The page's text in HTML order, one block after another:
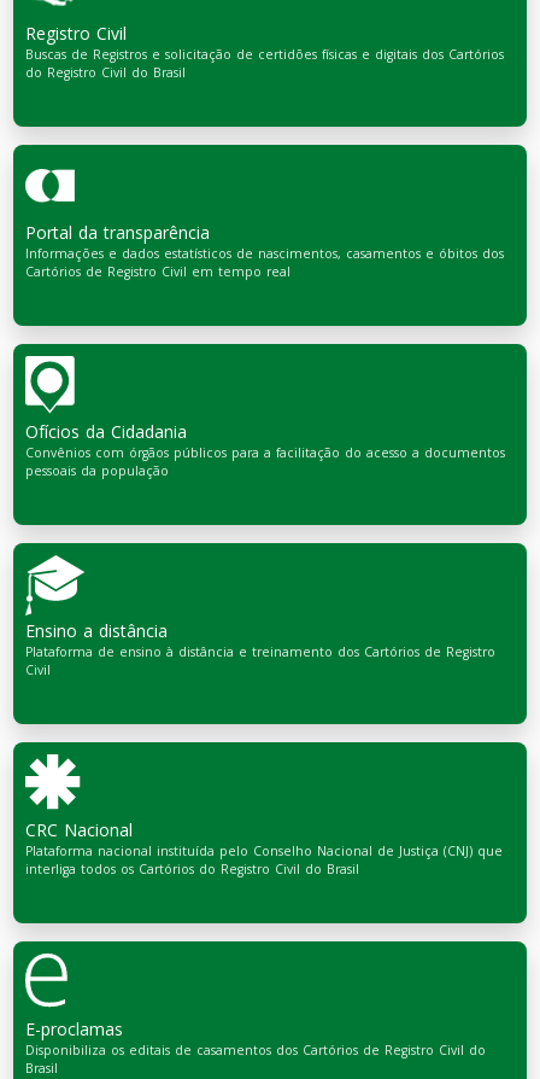
Registro Civil
Buscas de Registros e solicitação de certidões físicas e digitais dos Cartórios
do Registro Civil do Brasil
Portal da transparência
Informações e dados estatísticos de nascimentos, casamentos e óbitos dos
Cartórios de Registro Civil em tempo real
Ofícios da Cidadania
Convênios com órgãos públicos para a facilitação do acesso a documentos
pessoais da população
Ensino a distância
Plataforma de ensino à distância e treinamento dos Cartórios de Registro
Civil
CRC Nacional
Plataforma nacional instituída pelo Conselho Nacional de Justiça (CNJ) que
interliga todos os Cartórios do Registro Civil do Brasil
E-proclamas
Disponibiliza os editais de casamentos dos Cartórios de Registro Civil do
Brasil